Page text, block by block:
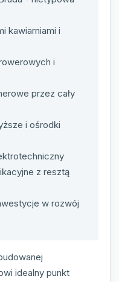
kawiarniami i
i
przez cały
i ośrodki
z resztą
w rozwój
idealny punkt